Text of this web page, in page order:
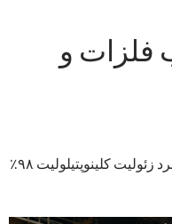
فلزات و
کلینوپتیلولیت ۹۸٪